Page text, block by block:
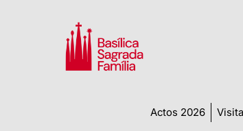
Actos 2026 Visita